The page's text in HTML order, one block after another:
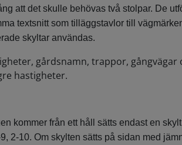
att det skulle behövas två stolpar. De
textsnitt som tilläggstavlor till
skyltar användas.
gårdsnamn, trappor,
hastigheter.
kommer från ett håll sätts endast en
2-10. Om skylten sätts på sidan med